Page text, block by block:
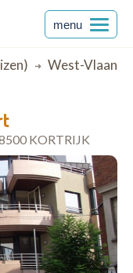
menu
West-
KORTRIJK